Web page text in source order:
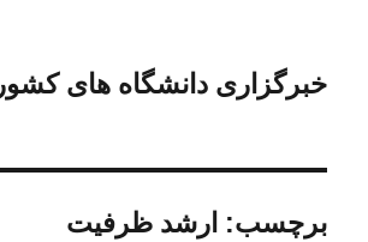
خبرگزاری دانشگاه های کشور
برچسب: ارشد ظرفیت